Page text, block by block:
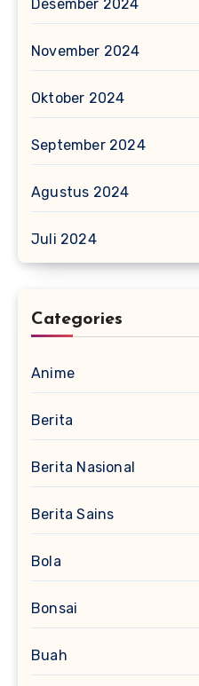
Desember 2024
November 2024
Oktober 2024
September 2024
Agustus 2024
Juli 2024
Categories
Anime
Berita
Berita Nasional
Berita Sains
Bola
Bonsai
Buah